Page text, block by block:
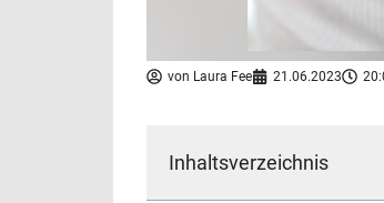
von Laura Fee 21.06.2023
Inhaltsverzeichnis